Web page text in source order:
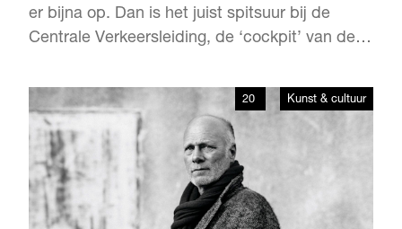
er bijna op. Dan is het juist spitsuur bij de
Centrale Verkeersleiding, de ‘cockpit’ van de
leiden. Gers liep een nachtje mee.
20 Kunst & cultuur